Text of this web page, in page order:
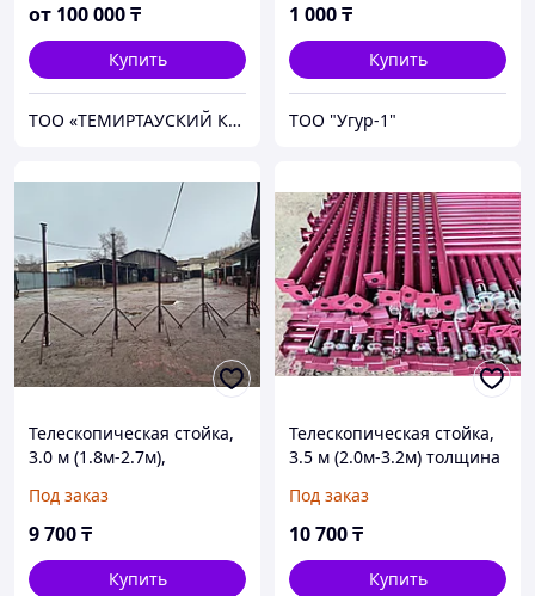
от 100 000₸
Купить
ТОО «ТЕМИРТАУСКИЙ КАЗМЕХАНОМОНТАЖ №2»
1 000₸
Купить
ТОО "Угур-1"
Телескопическая стойка,
3.0 м (1.8м-2.7м),
Под заказ
9 700₸
Купить
Телескопическая стойка,
3.5 м (2.0м-3.2м) толщина
Под заказ
10 700₸
Купить